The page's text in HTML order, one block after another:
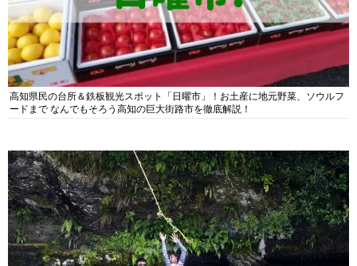
高知県民の台所＆鉄板観光スポット「日曜市」！お土産に地元野菜、ソウルフ
ードまで なんでもそろう高知の巨大街路市を徹底解説！